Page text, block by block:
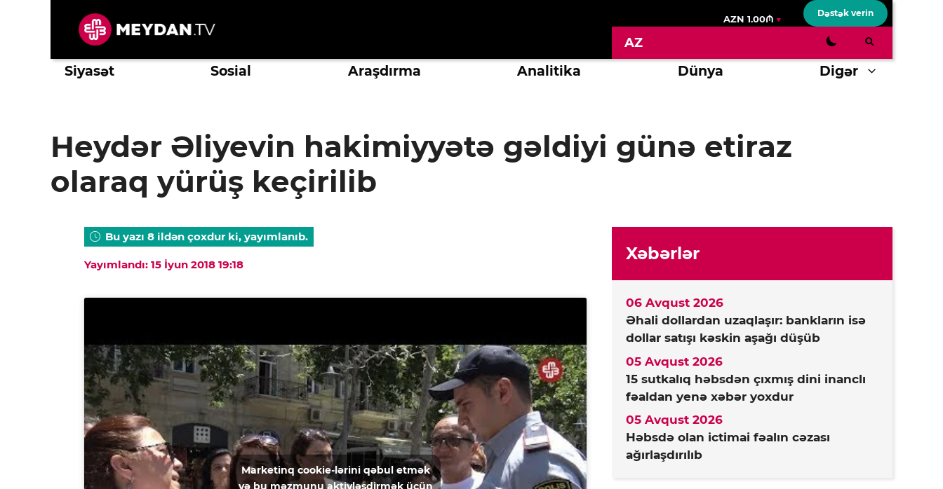
AZN 1.00₼
Dəstək verin
AZ
Siyasət Sosial Araşdırma Analitika Dünya Digər
Heydər Əliyevin hakimiyyətə gəldiyi günə etiraz
olaraq yürüş keçirilib
Bu yazı 8 ildən çoxdur ki, yayımlanıb.
Yayımlandı: 15 İyun 2018 19:18
Marketinq cookie-lərini qəbul etmək
və bu məzmunu aktivləşdirmək üçün
Xəbərlər
Əhali dollardan uzaqlaşır: bankların isə
dollar satışı kəskin aşağı düşüb
06 Avqust 2026
15 sutkalıq həbsdən çıxmış dini inanclı
fəaldan yenə xəbər yoxdur
05 Avqust 2026
Həbsdə olan ictimai fəalın cəzası
ağırlaşdırılıb
05 Avqust 2026